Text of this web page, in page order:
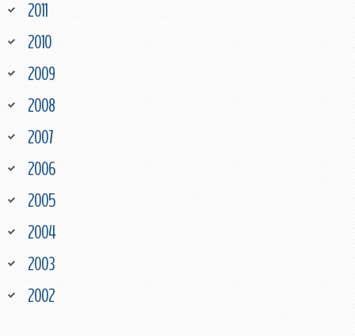
2011
2010
2009
2008
2007
2006
2005
2004
2003
2002